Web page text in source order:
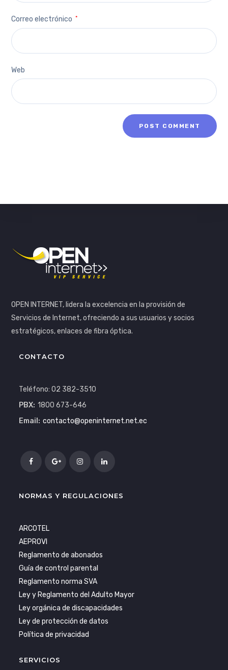
Correo electrónico *
Web
OPEN INTERNET, lidera la excelencia en la provisión de
Servicios de Internet, ofreciendo a sus usuarios y socios
estratégicos, enlaces de fibra óptica.
CONTACTO
Teléfono: 02 382-3510
PBX: 1800 673-646
Email: contacto@openinternet.net.ec
NORMAS Y REGULACIONES
ARCOTEL
AEPROVI
Reglamento de abonados
Guía de control parental
Reglamento norma SVA
Ley y Reglamento del Adulto Mayor
Ley orgánica de discapacidades
Ley de protección de datos
Política de privacidad
SERVICIOS